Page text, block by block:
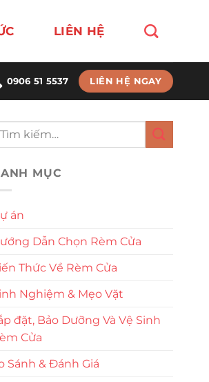
LIÊN HỆ
0906 51 5537 LIÊN HỆ NGAY
MỤC
án
Dẫn Chọn Rèm Cửa
Thức Về Rèm Cửa
Nghiệm & Mẹo Vặt
đặt, Bảo Dưỡng Và Vệ Sinh
Cửa
Sánh & Đánh Giá